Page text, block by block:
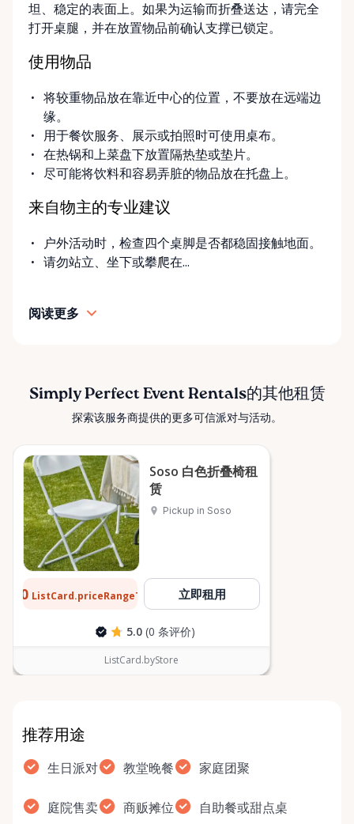
坦、稳定的表面上。如果为运输而折叠送达，请完全
打开桌腿，并在放置物品前确认支撑已锁定。
使用物品
将较重物品放在靠近中心的位置，不要放在远端边
缘。
用于餐饮服务、展示或拍照时可使用桌布。
在热锅和上菜盘下放置隔热垫或垫片。
尽可能将饮料和容易弄脏的物品放在托盘上。
来自物主的专业建议
户外活动时，检查四个桌脚是否都稳固接触地面。
请勿站立、坐下或攀爬在...
阅读更多
Simply Perfect Event Rentals的其他租赁
探索该服务商提供的更多可信派对与活动。
Soso 白色折叠椅租
赁
Pickup in Soso
ListCard.priceRangeTo 立即租用
5.0 (0 条评价)
ListCard.byStore
推荐用途
生日派对 教堂晚餐 家庭团聚
庭院售卖 商贩摊位 自助餐或甜点桌